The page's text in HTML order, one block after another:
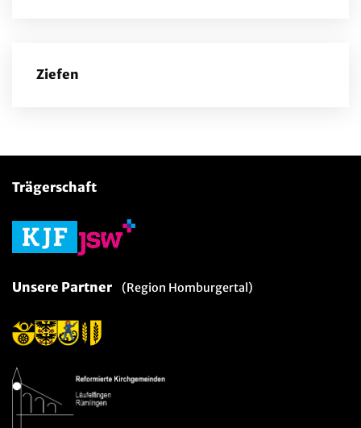
Ziefen
Trägerschaft
Unsere Partner (Region Homburgertal)